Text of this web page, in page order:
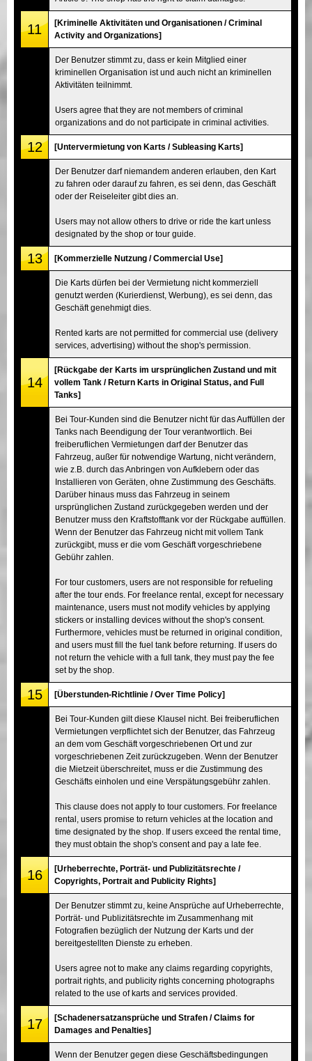
11
[Kriminelle Aktivitäten und Organisationen / Criminal
Activity and Organizations]
Der Benutzer stimmt zu, dass er kein Mitglied einer
kriminellen Organisation ist und auch nicht an kriminellen
Aktivitäten teilnimmt.
Users agree that they are not members of criminal
organizations and do not participate in criminal activities.
12 [Untervermietung von Karts / Subleasing Karts]
Der Benutzer darf niemandem anderen erlauben, den Kart
zu fahren oder darauf zu fahren, es sei denn, das Geschäft
oder der Reiseleiter gibt dies an.
Users may not allow others to drive or ride the kart unless
designated by the shop or tour guide.
13 [Kommerzielle Nutzung / Commercial Use]
Die Karts dürfen bei der Vermietung nicht kommerziell
genutzt werden (Kurierdienst, Werbung), es sei denn, das
Geschäft genehmigt dies.
Rented karts are not permitted for commercial use (delivery
services, advertising) without the shop's permission.
14
[Rückgabe der Karts im ursprünglichen Zustand und mit
vollem Tank / Return Karts in Original Status, and Full
Tanks]
Bei Tour-Kunden sind die Benutzer nicht für das Auffüllen der
Tanks nach Beendigung der Tour verantwortlich. Bei
freiberuflichen Vermietungen darf der Benutzer das
Fahrzeug, außer für notwendige Wartung, nicht verändern,
wie z.B. durch das Anbringen von Aufklebern oder das
Installieren von Geräten, ohne Zustimmung des Geschäfts.
Darüber hinaus muss das Fahrzeug in seinem
ursprünglichen Zustand zurückgegeben werden und der
Benutzer muss den Kraftstofftank vor der Rückgabe auffüllen.
Wenn der Benutzer das Fahrzeug nicht mit vollem Tank
zurückgibt, muss er die vom Geschäft vorgeschriebene
Gebühr zahlen.
For tour customers, users are not responsible for refueling
after the tour ends. For freelance rental, except for necessary
maintenance, users must not modify vehicles by applying
stickers or installing devices without the shop's consent.
Furthermore, vehicles must be returned in original condition,
and users must fill the fuel tank before returning. If users do
not return the vehicle with a full tank, they must pay the fee
set by the shop.
15 [Überstunden-Richtlinie / Over Time Policy]
Bei Tour-Kunden gilt diese Klausel nicht. Bei freiberuflichen
Vermietungen verpflichtet sich der Benutzer, das Fahrzeug
an dem vom Geschäft vorgeschriebenen Ort und zur
vorgeschriebenen Zeit zurückzugeben. Wenn der Benutzer
die Mietzeit überschreitet, muss er die Zustimmung des
Geschäfts einholen und eine Verspätungsgebühr zahlen.
This clause does not apply to tour customers. For freelance
rental, users promise to return vehicles at the location and
time designated by the shop. If users exceed the rental time,
they must obtain the shop's consent and pay a late fee.
16
[Urheberrechte, Porträt- und Publizitätsrechte /
Copyrights, Portrait and Publicity Rights]
Der Benutzer stimmt zu, keine Ansprüche auf Urheberrechte,
Porträt- und Publizitätsrechte im Zusammenhang mit
Fotografien bezüglich der Nutzung der Karts und der
bereitgestellten Dienste zu erheben.
Users agree not to make any claims regarding copyrights,
portrait rights, and publicity rights concerning photographs
related to the use of karts and services provided.
17
[Schadenersatzansprüche und Strafen / Claims for
Damages and Penalties]
Wenn der Benutzer gegen diese Geschäftsbedingungen